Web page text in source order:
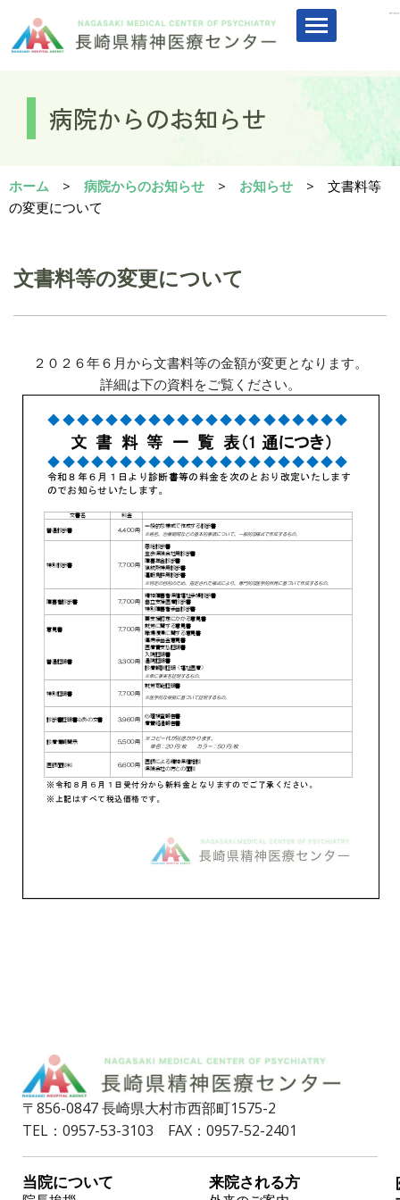
コ
ス
キ
ッ
病院からのお知らせ
ホーム > 病院からのお知らせ > お知らせ > 文書料等
の変更について
文書料等の変更について
２０２６年６月から文書料等の金額が変更となります。
詳細は下の資料をご覧ください。
〒856-0847 長崎県大村市西部町1575-2
TEL：0957-53-3103 FAX：0957-52-2401
当院について 来院される方